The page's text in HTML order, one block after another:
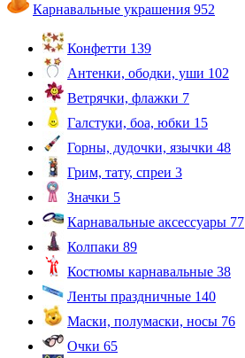
Карнавальные украшения 952
Конфетти 139
Антенки, ободки, уши 102
Ветрячки, флажки 7
Галстуки, боа, юбки 15
Горны, дудочки, язычки 48
Грим, тату, спреи 3
Значки 5
Карнавальные аксессуары 77
Колпаки 89
Костюмы карнавальные 38
Ленты праздничные 140
Маски, полумаски, носы 76
Очки 65